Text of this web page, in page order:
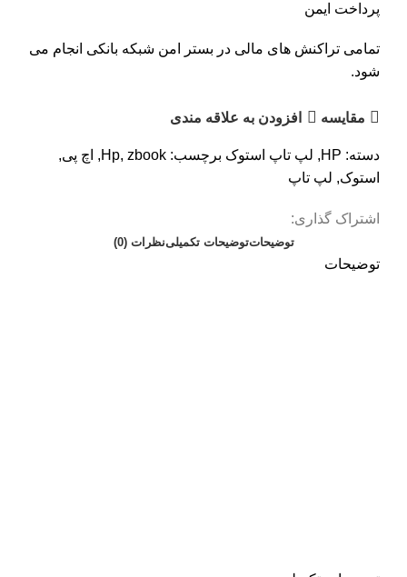
پرداخت ایمن
تمامی تراکنش های مالی در بستر امن شبکه بانکی انجام می
شود.
مقايسه افزودن به علاقه مندی
دسته: HP
, لپ تاپ استوک برچسب: Hp, zbook
, اچ پی,
استوک, لپ تاپ
اشتراک گذاری:
توضیحاتتوضیحات تکمیلینظرات (0)
توضیحات